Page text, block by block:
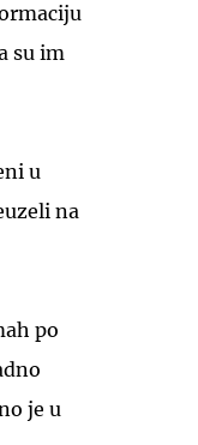
su im
u
na
po
je u